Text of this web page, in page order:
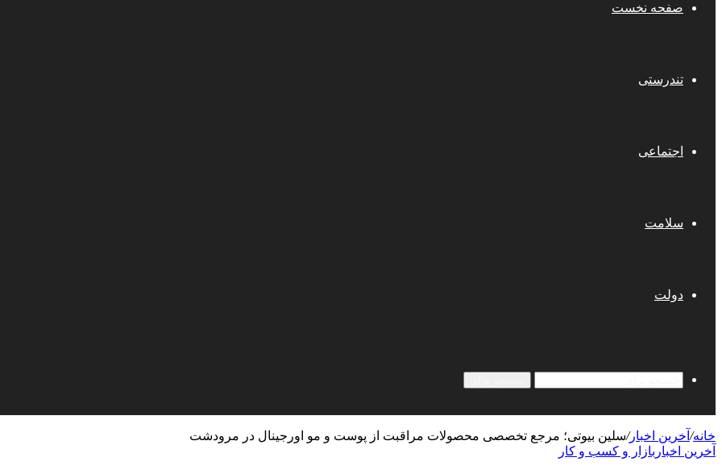
صفحه نخست
تندرستی
اجتماعی
سلامت
دولت
خانه/ آخرین اخبار/سلین بیوتی؛ مرجع تخصصی محصولات مراقبت از پوست و مو اورجینال در مرودشت
آخرین اخبار بازار و کسب و کار